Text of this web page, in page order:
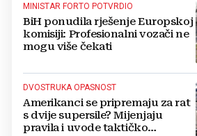
MINISTAR FORTO POTVRDIO
BiH ponudila rješenje Europskoj
komisiji: Profesionalni vozači ne
mogu više čekati
DVOSTRUKA OPASNOST
Amerikanci se pripremaju za rat
s dvije supersile? Mijenjaju
pravila i uvode taktičko